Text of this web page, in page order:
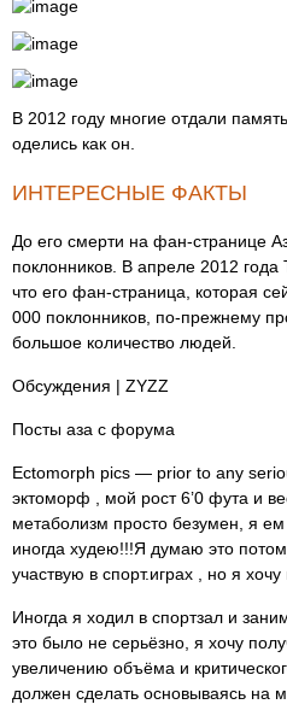
В 2012 году многие отдали
оделись как он.
ИНТЕРЕСНЫЕ ФАКТЫ
До его смерти на фан-странице
поклонников. В апреле 2012 года
что его фан-страница, которая
000 поклонников, по-прежнему
большое количество людей.
Обсуждения | ZYZZ
Посты аза с форума
Ectomorph pics — prior to any
эктоморф , мой рост 6’0 фута и
метаболизм просто безумен, я
иногда худею!!!Я думаю это
участвую в спорт.играх , но я
Иногда я ходил в спортзал и
это было не серьёзно, я хочу
увеличению объёма и
должен сделать основываясь на